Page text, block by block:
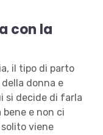
con la
il tipo di parto
donna e
si decide di farla
bene e non ci
viene